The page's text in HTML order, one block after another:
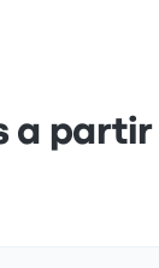
a partir